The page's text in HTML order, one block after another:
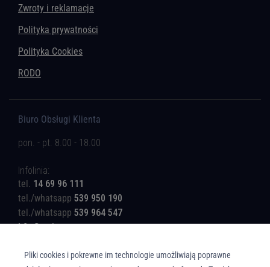
Zwroty i reklamacje
Polityka prywatności
Polityka Cookies
RODO
Biuro Obsługi Klienta
pon. - pt. 8.00 - 18.00
Infolinia:
tel. 14 69 96 111
tel./whatsapp 539 950 190
tel./whatsapp 539 964 547
b2c@rotinger.com
Pliki cookies i pokrewne im technologie umożliwiają poprawne